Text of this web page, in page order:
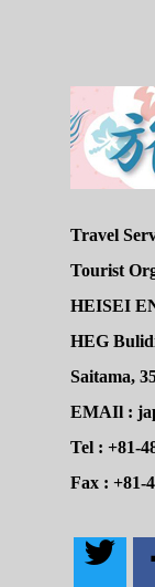
Travel
Tourist
HEISEI
HEG
Saitama,
EMAIl :
Tel : +81-
Fax : +81-